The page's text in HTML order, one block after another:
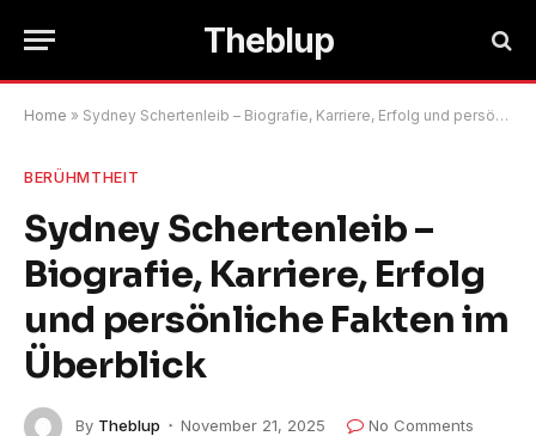
Theblup
Home » Sydney Schertenleib – Biografie, Karriere, Erfolg und persönliche Fakten im Überblick
BERÜHMTHEIT
Sydney Schertenleib –
Biografie, Karriere, Erfolg
und persönliche Fakten im
Überblick
By Theblup November 21, 2025
No Comments